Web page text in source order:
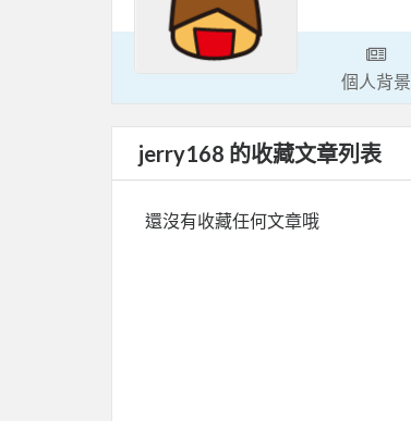
個人背景
jerry168 的收藏文章列表
還沒有收藏任何文章哦